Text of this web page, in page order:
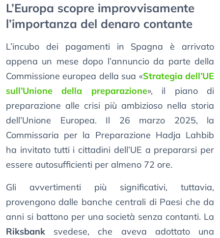
L’Europa scopre improvvisamente
l’importanza del denaro contante
L’incubo dei pagamenti in Spagna è arrivato
appena un mese dopo l’annuncio da parte della
Commissione europea della sua «Strategia dell’UE
sull’Unione della preparazione», il piano di
preparazione alle crisi più ambizioso nella storia
dell’Unione Europea. Il 26 marzo 2025, la
Commissaria per la Preparazione Hadja Lahbib
ha invitato tutti i cittadini dell’UE a prepararsi per
essere autosufficienti per almeno 72 ore.
Gli avvertimenti più significativi, tuttavia,
provengono dalle banche centrali di Paesi che da
anni si battono per una società senza contanti. La
Riksbank svedese, che aveva adottato una